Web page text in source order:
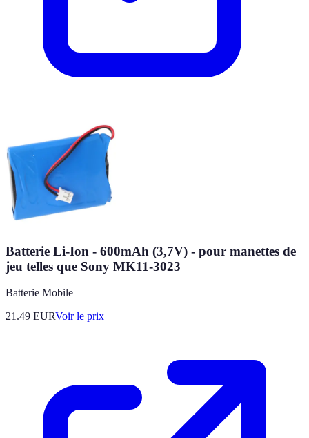
Batterie Li-Ion - 600mAh (3,7V) - pour manettes de
jeu telles que Sony MK11-3023
Batterie Mobile
21.49 EURVoir le prix